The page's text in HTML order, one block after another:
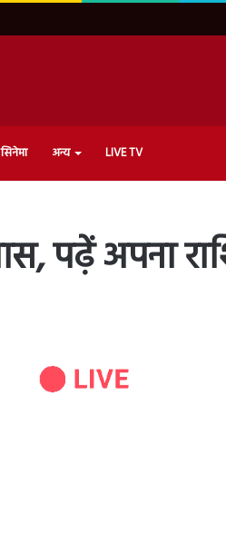
सिनेमा अन्य LIVE TV
पढ़ें अपना